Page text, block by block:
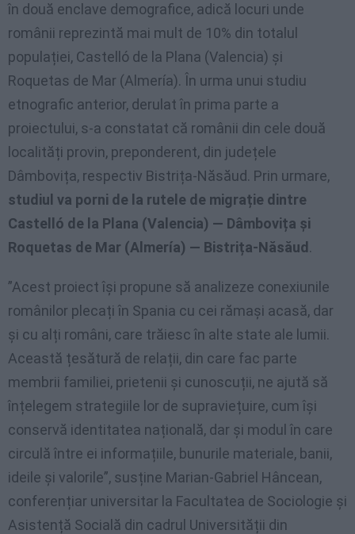
în două enclave demografice, adică locuri unde
românii reprezintă mai mult de 10% din totalul
populației, Castelló de la Plana (Valencia) și
Roquetas de Mar (Almería). În urma unui studiu
etnografic anterior, derulat în prima parte a
proiectului, s-a constatat că românii din cele două
localități provin, preponderent, din județele
Dâmbovița, respectiv Bistrița-Năsăud. Prin urmare,
studiul va porni de la rutele de migrație dintre
Castelló de la Plana (Valencia) — Dâmbovița și
Roquetas de Mar (Almería) — Bistrița-Năsăud .
”Acest proiect își propune să analizeze conexiunile
românilor plecați în Spania cu cei rămași acasă, dar
și cu alți români, care trăiesc în alte state ale lumii.
Această țesătură de relații, din care fac parte
membrii familiei, prietenii și cunoscuții, ne ajută să
înțelegem strategiile lor de supraviețuire, cum își
conservă identitatea națională, dar și modul în care
circulă între ei informațiile, bunurile materiale, banii,
ideile și valorile”, susține Marian-Gabriel Hâncean,
conferențiar universitar la Facultatea de Sociologie și
Asistență Socială din cadrul Universității din